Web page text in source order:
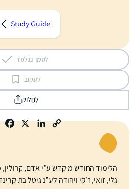
Study Guide
לסמן כנלמד
לעקוב
לַחֲלוֹק
הלימוד החודש מוקדש ע”י אדם, קרולין,
גלי, זואי, ז’קי ויהודה לע”נ גיטל בת